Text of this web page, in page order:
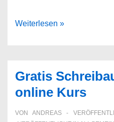
Dialog
schreiben
Weiterlesen »
Gratis
online Kurs
VON ANDREAS